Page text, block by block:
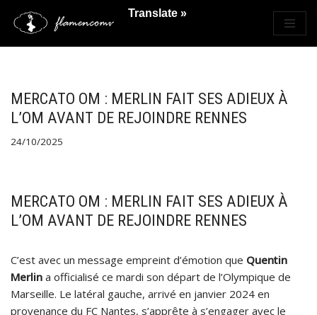
Saltar
MERCATO OM : MERLIN FAIT SES ADIEUX À
L’OM AVANT DE REJOINDRE RENNES
24/10/2025
MERCATO OM : MERLIN FAIT SES ADIEUX À
L’OM AVANT DE REJOINDRE RENNES
C’est avec un message empreint d’émotion que Quentin
Merlin a officialisé ce mardi son départ de l’Olympique de
Marseille. Le latéral gauche, arrivé en janvier 2024 en
provenance du FC Nantes, s’apprête à s’engager avec le
Translate »